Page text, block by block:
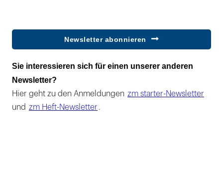
Newsletter abonnieren
Sie interessieren sich für einen unserer anderen
Newsletter?
Hier geht zu den Anmeldungen zm starter-Newsletter
und zm Heft-Newsletter .